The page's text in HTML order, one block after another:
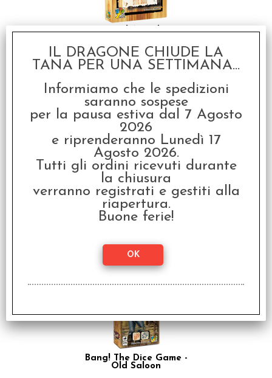
Bang! Armed &
€ 17,99
Bang! The Duel -
Italiano
€ 21,99
€17,59
Bang! The Dice Game -
Old Saloon
IL DRAGONE CHIUDE LA
TANA PER UNA SETTIMANA...
Informiamo che le spedizioni
saranno sospese
per la pausa estiva dal 7 Agosto
2026
e riprenderanno Lunedì 17
Agosto 2026.
Tutti gli ordini ricevuti durante
la chiusura
verranno registrati e gestiti alla
riapertura.
Buone ferie!